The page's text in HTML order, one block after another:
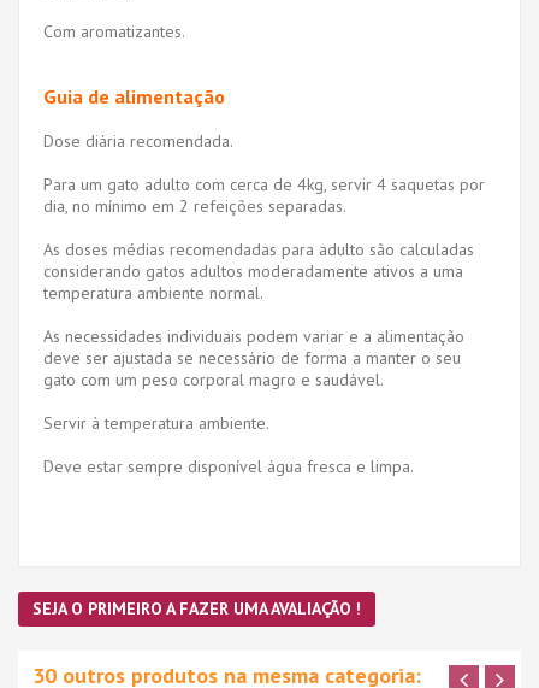
Com aromatizantes.
Guia de alimentação
Dose diária recomendada.
Para um gato adulto com cerca de 4kg, servir 4 saquetas por
dia, no mínimo em 2 refeições separadas.
As doses médias recomendadas para adulto são calculadas
considerando gatos adultos moderadamente ativos a uma
temperatura ambiente normal.
As necessidades individuais podem variar e a alimentação
deve ser ajustada se necessário de forma a manter o seu
gato com um peso corporal magro e saudável.
Servir à temperatura ambiente.
Deve estar sempre disponível água fresca e limpa.
SEJA O PRIMEIRO A FAZER UMA AVALIAÇÃO !
30 outros produtos na mesma categoria: